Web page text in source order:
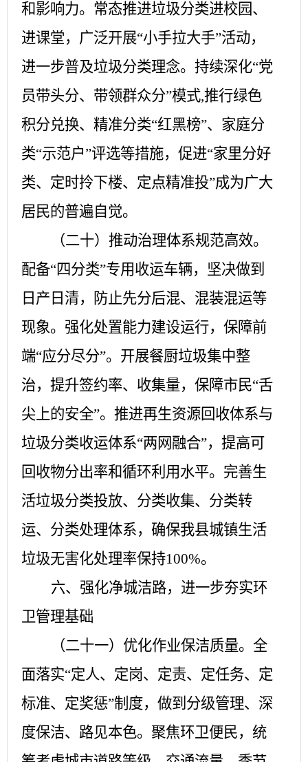
和影响力。常态推进垃圾分类进校园、
进课堂，广泛开展“小手拉大手”活动，
进一步普及垃圾分类理念。持续深化“党
员带头分、带领群众分”模式,推行绿色
积分兑换、精准分类“红黑榜”、家庭分
类“示范户”评选等措施，促进“家里分好
类、定时拎下楼、定点精准投”成为广大
居民的普遍自觉。
（二十）推动治理体系规范高效。
配备“四分类”专用收运车辆，坚决做到
日产日清，防止先分后混、混装混运等
现象。强化处置能力建设运行，保障前
端“应分尽分”。开展餐厨垃圾集中整
治，提升签约率、收集量，保障市民“舌
尖上的安全”。推进再生资源回收体系与
垃圾分类收运体系“两网融合”，提高可
回收物分出率和循环利用水平。完善生
活垃圾分类投放、分类收集、分类转
运、分类处理体系，确保我县城镇生活
垃圾无害化处理率保持100%。
六、强化净城洁路，进一步夯实环
卫管理基础
（二十一）优化作业保洁质量。 全
面落实“定人、定岗、定责、定任务、定
标准、定奖惩”制度，做到分级管理、深
度保洁、路见本色。聚焦环卫便民，统